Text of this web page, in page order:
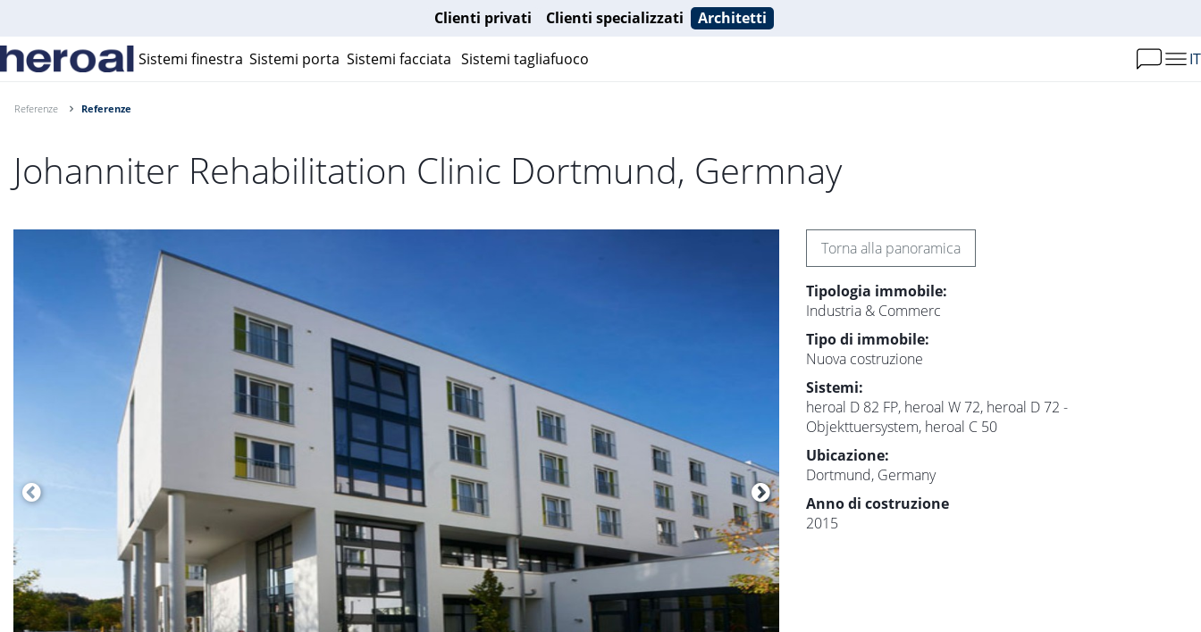
Clienti privati Clienti specializzati Architetti
Sistemi finestra Sistemi porta Sistemi facciata Sistemi tagliafuoco IT
Referenze Referenze
Johanniter Rehabilitation Clinic Dortmund, Germnay
Torna alla panoramica
Tipologia immobile:
Industria & Commerc
Tipo di immobile:
Nuova costruzione
Sistemi:
heroal D 82 FP, heroal W 72, heroal D 72 -
Objekttuersystem, heroal C 50
Ubicazione:
Dortmund, Germany
Anno di costruzione
2015